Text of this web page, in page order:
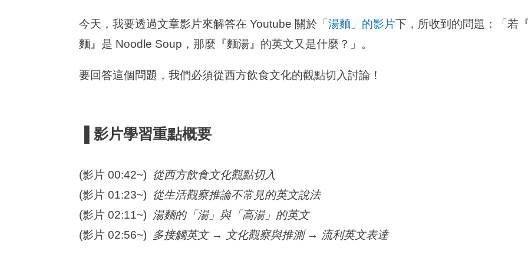
今天，我要透過文章影片來解答在 Youtube 關於 「湯麵」的影片下，所收到的問題：「若
麵』 是 Noodle Soup，那麼『麵湯』的英文又是什麼？」。
要回答這個問題，我們必須從西方飲食文化的觀點切入討論！
▐影片學習重點概要
(影片 00:42~) 從西方飲食文化觀點切入
(影片 01:23~) 從生活觀察推論不常見的英文說法
(影片 02:11~) 湯麵的「湯」與「高湯」的英文
(影片 02:56~)
多接觸英文 → 文化觀察與推測 → 流利英文表達